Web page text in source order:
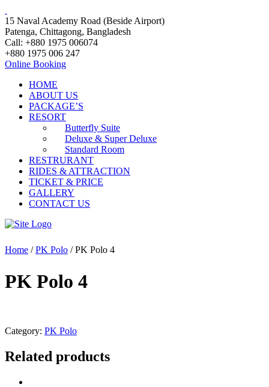
15 Naval Academy Road (Beside Airport)
Patenga, Chittagong, Bangladesh
Call: +880 1975 006074
+880 1975 006 247
Online Booking
HOME
ABOUT US
PACKAGE’S
RESORT
Butterfly Suite
Deluxe & Super Deluxe
Standard Room
RESTRURANT
RIDES & ATTRACTION
TICKET & PRICE
GALLERY
CONTACT US
Home /PK Polo / PK Polo 4
PK Polo 4
Category: PK Polo
Related products